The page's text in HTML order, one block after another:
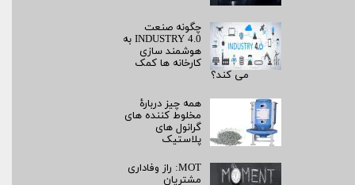
چگونه صنعت
INDUSTRY 4.0 به
هوشمند سازی
کارخانه ها کمک
می کند؟
همه چیز دربارۀ
مخلوط کننده های
گرانول های
پلاستیک
MOT: راز وفاداری
مشتریان